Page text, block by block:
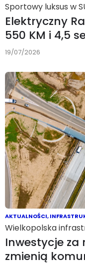
Sportowy luksus w
Elektryczny
550 KM i 4,5
19/07/2026
AKTUALNOŚCI,
Wielkopolska
Inwestycje za
zmienią